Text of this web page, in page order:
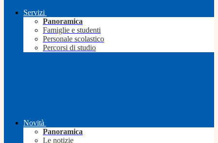
Servizi
Panoramica
Famiglie e studenti
Personale scolastico
Percorsi di studio
Novità
Panoramica
Le notizie